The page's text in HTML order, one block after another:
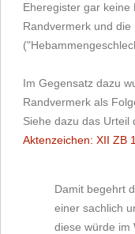
Eheregister gar keine
Randvermerk und
Im Gegensatz dazu
Randvermerk als
Siehe dazu das Urteil
Aktenzeichen: XII ZB
Damit begehrt
einer sachlich
diese würde im